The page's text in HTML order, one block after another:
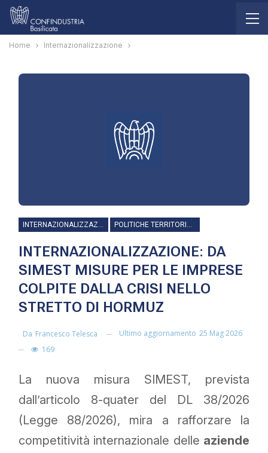
Home Internazionalizzazione
INTERNAZIONALIZZAZIONE POLITICHE TERRITORIALI
INTERNAZIONALIZZAZIONE: DA
SIMEST MISURE PER LE IMPRESE
COLPITE DALLA CRISI NELLO
STRETTO DI HORMUZ
Da Francesco Telesca Ultimo aggiornamento 25 Mag 2026
169
La nuova misura SIMEST, prevista
dall’articolo 8-quater del DL 38/2026
(Legge 88/2026), mira a rafforzare la
competitività internazionale delle aziende